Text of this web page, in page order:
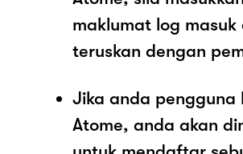
maklumat log masuk
teruskan dengan
Jika anda pengguna
Atome, anda akan